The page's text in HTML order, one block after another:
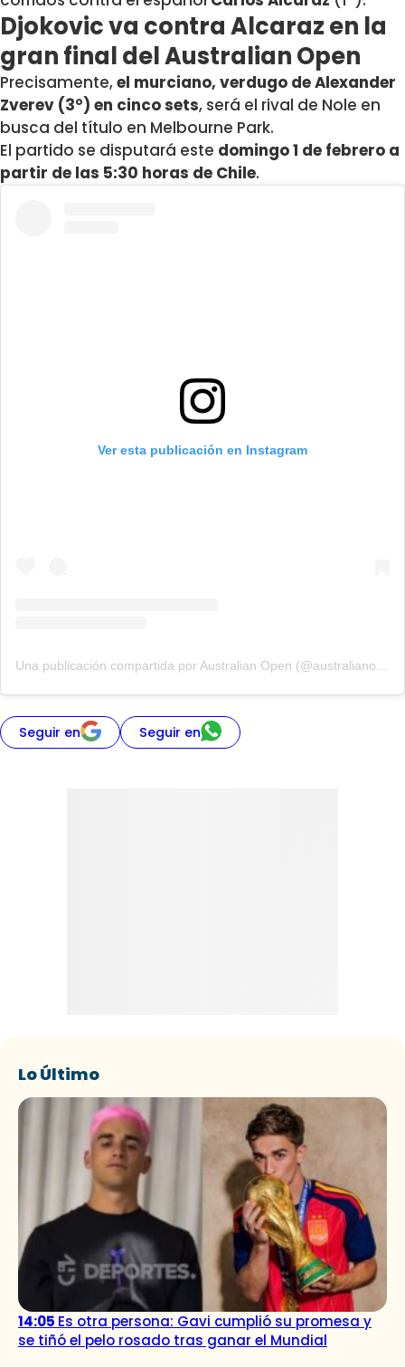
Djokovic va contra Alcaraz en la
gran final del Australian Open
Precisamente,el murciano, verdugo de Alexander
Zverev (3°) en cinco sets, será el rival de Nole en
busca del título en Melbourne Park.
El partido se disputará este domingo 1 de febrero a
partir de las 5:30 horas de Chile.
Ver esta publicación en Instagram
Seguir en Seguir en
Lo Último
14:05 Es otra persona: Gavi cumplió su promesa y
se tiñó el pelo rosado tras ganar el Mundial